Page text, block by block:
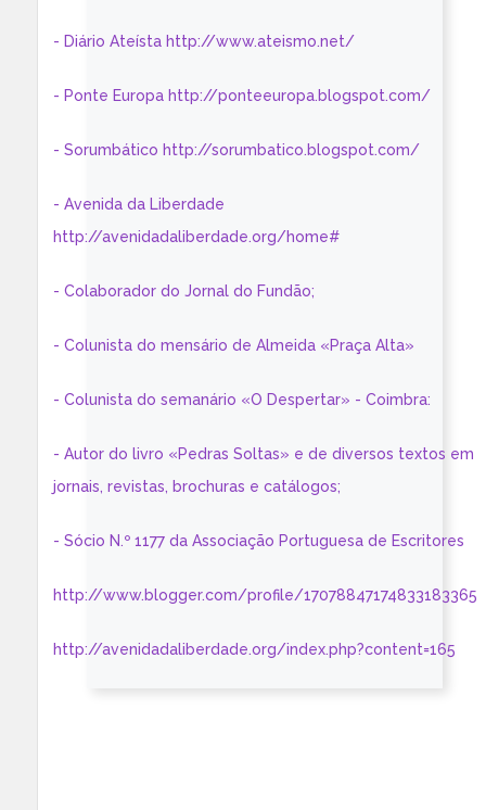
- Diário Ateísta http://www.ateismo.net/
- Ponte Europa http://ponteeuropa.blogspot.com/
- Sorumbático http://sorumbatico.blogspot.com/
- Avenida da Liberdade
http://avenidadaliberdade.org/home#
- Colaborador do Jornal do Fundão;
- Colunista do mensário de Almeida «Praça Alta»
- Colunista do semanário «O Despertar» - Coimbra:
- Autor do livro «Pedras Soltas» e de diversos textos em
jornais, revistas, brochuras e catálogos;
- Sócio N.º 1177 da Associação Portuguesa de Escritores
http://www.blogger.com/profile/17078847174833183365
http://avenidadaliberdade.org/index.php?content=165